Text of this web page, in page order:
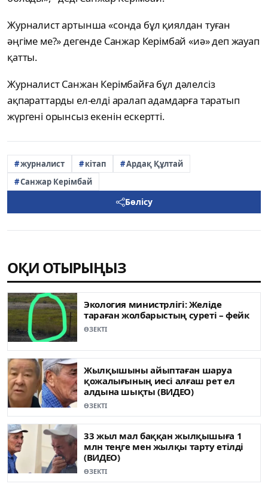
Журналист артынша «сонда бұл қиялдан туған
әңгіме ме?» дегенде Санжар Керімбай «иә» деп жауап
қатты.
Журналист Санжан Керімбайға бұл дәлелсіз
ақпараттарды ел-елді аралап адамдарға таратып
жүргені орынсыз екенін ескертті.
журналист кітап
Ардақ Құлтай
Санжар Керімбай
Бөлісу
ОҚИ ОТЫРЫҢЫЗ
Экология министрлігі: Желіде
тараған жолбарыстың суреті – фейк
ӨЗЕКТІ
Жылқышыны айыптаған шаруа
қожалығының иесі алғаш рет ел
алдына шықты (ВИДЕО)
ӨЗЕКТІ
33 жыл мал баққан жылқышыға 1
млн теңге мен жылқы тарту етілді
(ВИДЕО)
ӨЗЕКТІ